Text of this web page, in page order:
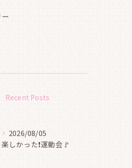
Recent Posts
2026/08/05
楽しかった❗運動会🚩